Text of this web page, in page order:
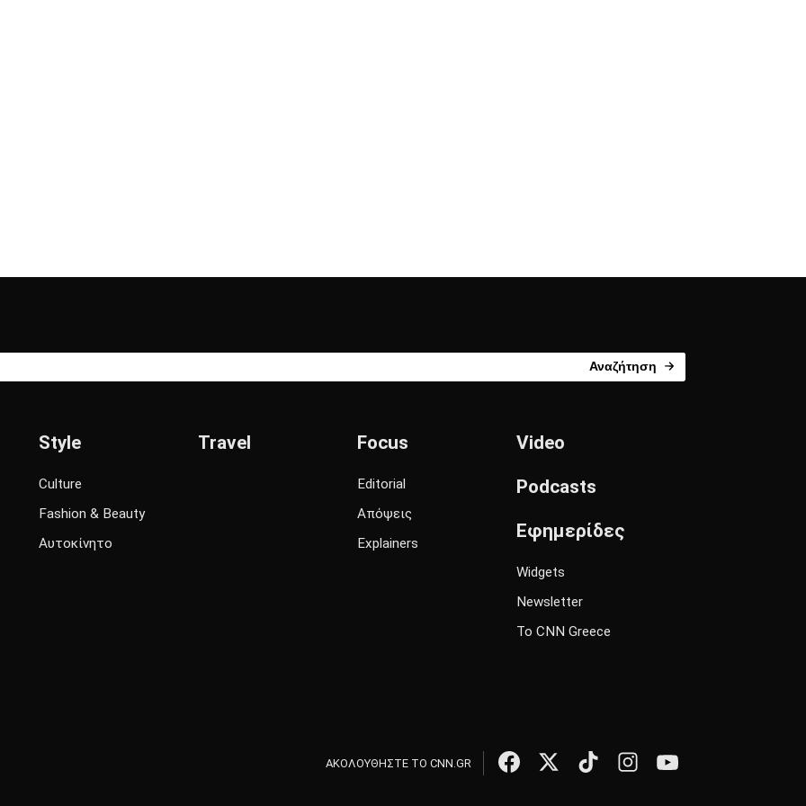
Αναζήτηση
Style
Culture
Fashion & Beauty
Αυτοκίνητο
Travel Focus
Editorial
Απόψεις
Explainers
Video
Podcasts
Εφημερίδες
Widgets
Newsletter
Το CNN Greece
ΑΚΟΛΟΥΘΗΣΤΕ ΤΟ CNN.GR